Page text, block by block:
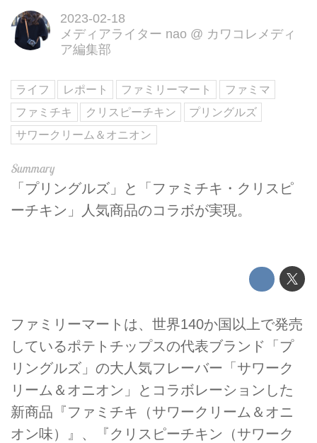
2023-02-18
メディアライター nao @ カワコレメディ
ア編集部
ライフ レポート ファミリーマート
ファミマ
ファミチキ
クリスピーチキン
プリングルズ
サワークリーム＆オニオン
「プリングルズ」と「ファミチキ・クリスピ
ーチキン」人気商品のコラボが実現。
ファミリーマートは、世界140か国以上で発売
しているポテトチップスの代表ブランド「プ
リングルズ」の大人気フレーバー「サワーク
リーム＆オニオン」とコラボレーションした
新商品『ファミチキ（サワークリーム＆オニ
オン味）』、『クリスピーチキン（サワーク